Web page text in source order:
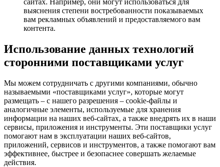
сайтах. Например, они могут использоваться для
выяснения степени востребованности показываемых
вам рекламных объявлений и предоставляемого вам
контента.
Использование данных технологий
сторонними поставщиками услуг
Мы можем сотрудничать с другими компаниями, обычно
называемыми «поставщиками услуг», которые могут
размещать – с нашего разрешения – cookie-файлы и
аналогичные элементы, используемые для хранения
информации на наших веб-сайтах, а также внедрять их в наши
сервисы, приложения и инструменты. Эти поставщики услуг
помогают нам в эксплуатации наших веб-сайтов,
приложений, сервисов и инструментов, а также помогают вам
эффективнее, быстрее и безопаснее совершать желаемые
действия.